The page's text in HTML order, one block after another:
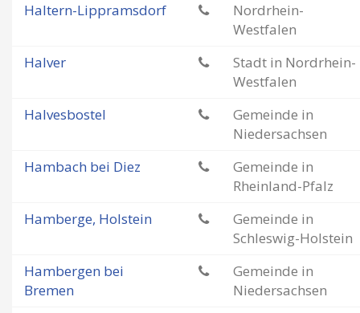
Haltern-Lippramsdorf
Nordrhein-
Westfalen
Halver
Stadt in Nordrhein-
Westfalen
Halvesbostel
Gemeinde in
Niedersachsen
Hambach bei Diez
Gemeinde in
Rheinland-Pfalz
Hamberge, Holstein
Gemeinde in
Schleswig-Holstein
Hambergen bei
Bremen
Gemeinde in
Niedersachsen